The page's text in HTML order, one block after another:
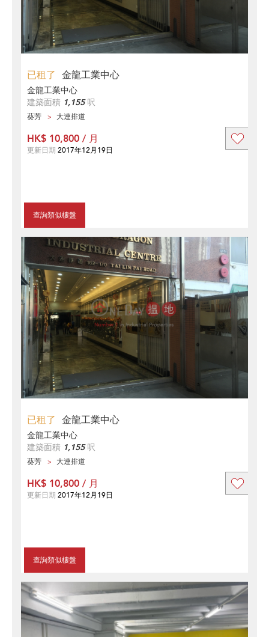
已租了 金龍工業中心
金龍工業中心
建築面積 1,155呎
葵芳 大連排道
查詢類似樓盤
HK$ 10,800 / 月
更新日期 2017年12月19日
已租了 金龍工業中心
金龍工業中心
建築面積 1,155呎
葵芳 大連排道
查詢類似樓盤
HK$ 10,800 / 月
更新日期 2017年12月19日